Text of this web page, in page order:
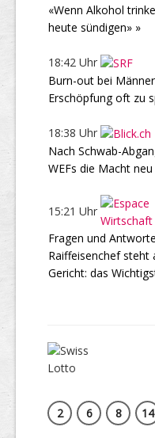
«Wenn Alkohol
heute sündigen» »
18:42 Uhr
Burn-out bei
Erschöpfung oft zu
18:38 Uhr
Nach Schwab-
WEFs die Macht
15:21 Uhr
Fragen und
Raiffeisenchef
Gericht: das
2
6 8 14